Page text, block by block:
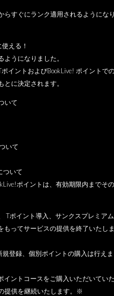
らすぐにランク適用されるようになり
える！
うになりました。
ポイントおよびBookLive! ポイントで
とに決定されます。
いて
いて
ついて
ポイントは、有効期限内までその
Tポイント導入、サンクスプレミアム
ってサービスの提供を終了いたしま
登録、 個別ポイントの購入は行えま
イントコースをご購入いただいていた
提供を継続いたします。※